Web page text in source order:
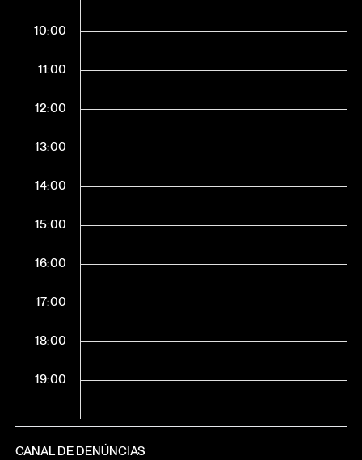
10:00
11:00
12:00
13:00
14:00
15:00
16:00
17:00
18:00
19:00
CANAL DE DENÚNCIAS